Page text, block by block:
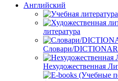
Английский
литература
Словари/
Нехудожественная